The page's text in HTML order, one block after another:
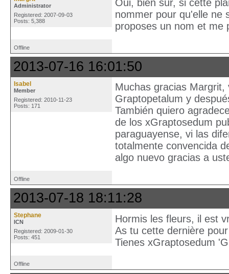
Administrator
Registered: 2007-09-03
Posts: 5,388
Oui, bien sûr, si cette
nommer pour qu'elle ne
proposes un nom et me
Offline
2013-07-16 16:01:50
Isabel
Member
Registered: 2010-11-23
Posts: 171
Muchas gracias
Graptopetalum y
También quiero
de los xGraptosedum
paraguayense, vi las
totalmente convencida
algo nuevo gracias a
Offline
2013-07-18 18:11:28
Stephane
ICN
Registered: 2009-01-30
Posts: 451
Hormis les fleurs, il est
As tu cette dernière
Tienes xGraptosedum
Offline